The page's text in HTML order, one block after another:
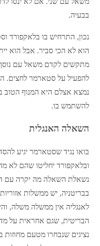
בבעיה.
נכון, התרחיש בו בלאקפורד
הוא לא הכי סביר. אבל הוא
מתקשים לקדם משאל עם
להפעיל על סטארמר לחצים.
נמצא אצלם היא המנוף הטוב
להשתמש בו.
השאלה האנגלית
ובלאקפורד יחליטו שהם לא
נשאלת השאלה מה יקרה עם
בבריטניה, יש ממשלות אזוריות
לאנגליה אין ממשלה משלה,
הבריטית, שגם אחראית על
נציגים שנבחרו מטעם מחוזות